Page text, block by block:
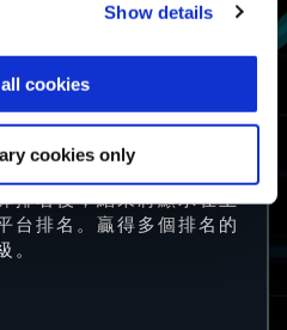
Show details
cookies
cookies only
挑戰戰士
一次野蠻
戰。
挑戰求生者
排名後，結果將顯示在主
台排名。贏得多個排名的
。